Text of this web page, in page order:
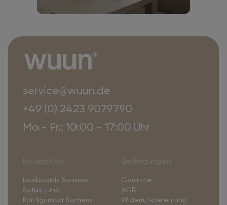
service@wuun.de
+49 (0) 2423 9079790
Mo.- Fr.: 10:00 - 17:00 Uhr
Lowboards Somero
Sofas Luno
Konfigurator Somero
Garantie
AGB
Widerrufsbelehrung